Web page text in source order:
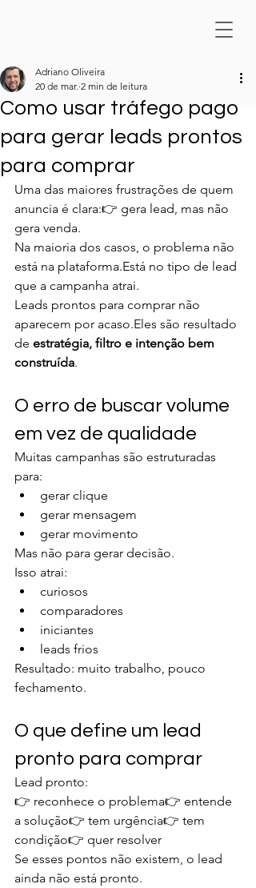
Como usar tráfego pago
para gerar leads prontos
para comprar
Adriano Oliveira
20 de mar. 2 min de leitura
Uma das maiores frustrações de quem
anuncia é clara:👉 gera lead, mas não
gera venda.
Na maioria dos casos, o problema não
está na plataforma.Está no tipo de lead
que a campanha atrai.
Leads prontos para comprar não
aparecem por acaso.Eles são resultado
de estratégia, filtro e intenção bem
construída.
O erro de buscar volume
em vez de qualidade
Muitas campanhas são estruturadas
para:
gerar clique
gerar mensagem
gerar movimento
Mas não para gerar decisão.
Isso atrai:
curiosos
comparadores
iniciantes
leads frios
Resultado: muito trabalho, pouco
fechamento.
O que define um lead
pronto para comprar
Lead pronto:
👉 reconhece o problema👉 entende
a solução👉 tem urgência👉 tem
condição👉 quer resolver
Se esses pontos não existem, o lead
ainda não está pronto.